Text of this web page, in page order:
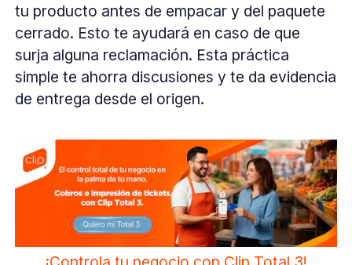
tu producto antes de empacar y del paquete
cerrado. Esto te ayudará en caso de que
surja alguna reclamación. Esta práctica
simple te ahorra discusiones y te da evidencia
de entrega desde el origen.